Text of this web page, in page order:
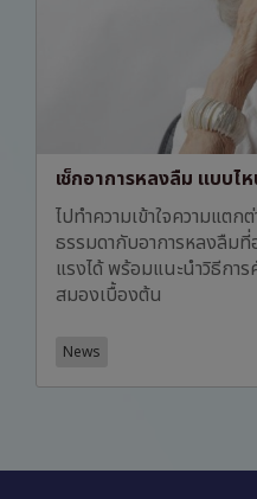
เช็กอาการหลงลืม แบบไ
ไปทำความเข้าใจความแตก
ธรรมดากับอาการหลงลืม
แรงได้ พร้อมแนะนำวิธีกา
สมองเบื้องต้น
News